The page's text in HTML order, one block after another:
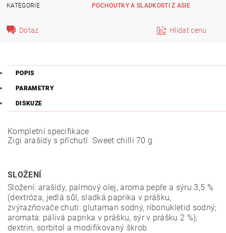
KATEGORIE
POCHOUTKY A SLADKOSTI Z ASIE
Dotaz Hlídat cenu
POPIS
PARAMETRY
DISKUZE
Kompletní specifikace
Zigi arašídy s příchutí Sweet chilli 70 g
SLOŽENÍ
Složení: arašídy, palmový olej, aroma pepře a sýru 3,5 %
(dextróza, jedlá sůl, sladká paprika v prášku,
zvýrazňovače chuti: glutaman sodný, ribonukletid sodný;
aromata: pálivá paprika v prášku, sýr v prášku 2 %),
dextrin, sorbitol a modifikovaný škrob.